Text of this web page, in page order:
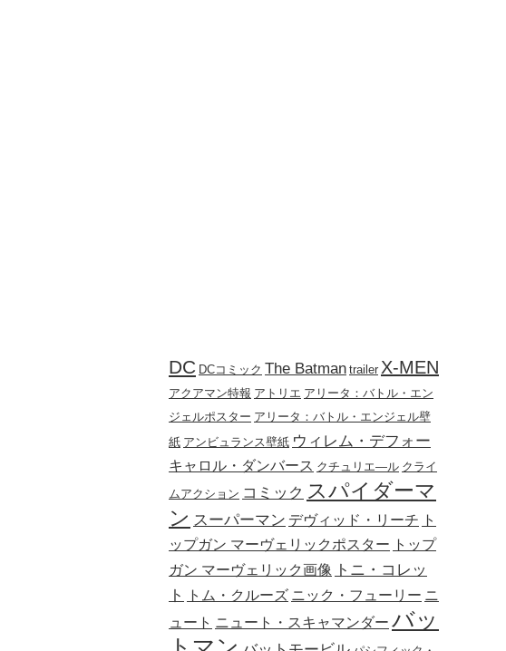
DC DCコミック The Batman trailer X-MEN
アクアマン特報 アトリエ アリータ：バトル・エン
ジェルポスター アリータ：バトル・エンジェル壁
紙 アンビュランス壁紙 ウィレム・デフォー
キャロル・ダンバース クチュリエ―ル クライ
ムアクション コミック スパイダーマ
ン スーパーマン デヴィッド・リーチ ト
ップガン マーヴェリックポスター トップ
ガン マーヴェリック画像 トニ・コレッ
ト
トム・クルーズ ニック・フューリー ニ
ュート ニュート・スキャマンダー バッ